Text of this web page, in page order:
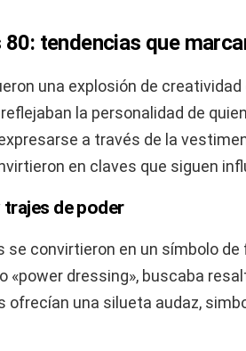
tendencias que
una explosión de creatividad
la personalidad de
a través de la
en claves que siguen
de poder
se convirtieron en un símbolo
«power dressing», buscaba
ofrecían una silueta audaz,